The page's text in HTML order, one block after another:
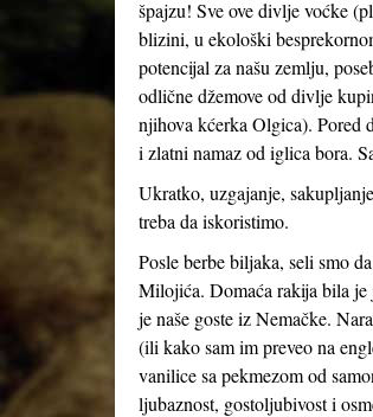
špajzu! Sve ove divlje voćke
blizini, u ekološki
potencijal za našu zemlju,
odlične džemove od divlje
njihova kćerka Olgica). Pored
i zlatni namaz od iglica bora.
Ukratko, uzgajanje,
treba da iskoristimo.
Posle berbe biljaka, seli smo
Milojića. Domaća rakija bila je
je naše goste iz Nemačke.
(ili kako sam im preveo na
vanilice sa pekmezom od
ljubaznost, gostoljubivost i